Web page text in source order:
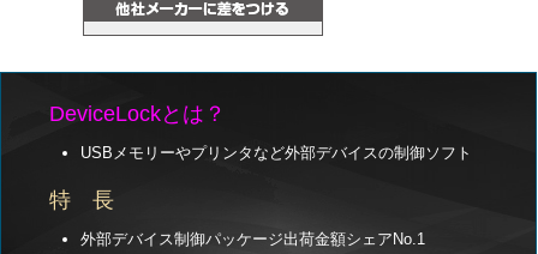
DeviceLockとは？
USBメモリーやプリンタなど外部デバイスの制御ソフト
特 長
外部デバイス制御パッケージ出荷金額シェアNo.1